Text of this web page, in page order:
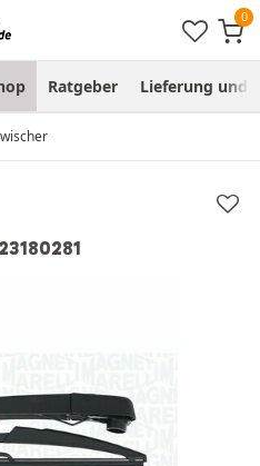
Ratgeber Lieferung und